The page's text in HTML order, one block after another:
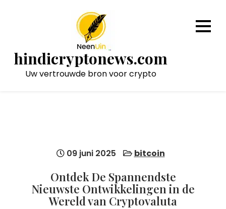
hindicryptonews.com
Uw vertrouwde bron voor crypto
09 juni 2025 bitcoin
Ontdek De Spannendste
Nieuwste Ontwikkelingen in de
Wereld van Cryptovaluta